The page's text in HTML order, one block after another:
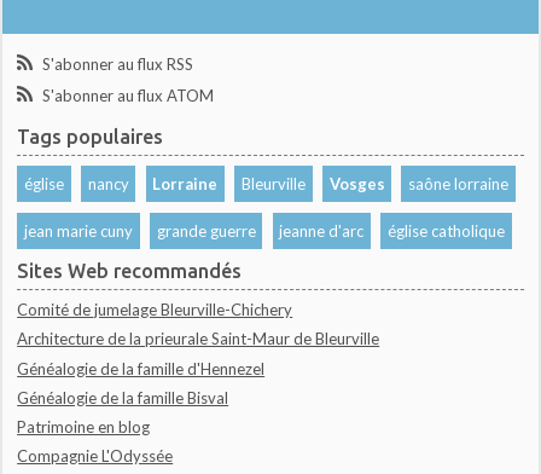
S'abonner au flux RSS
S'abonner au flux ATOM
Tags populaires
église nancy Lorraine Bleurville Vosges saône lorraine
jean marie cuny grande guerre jeanne d'arc église catholique
Sites Web recommandés
Comité de jumelage Bleurville-Chichery
Architecture de la prieurale Saint-Maur de Bleurville
Généalogie de la famille d'Hennezel
Généalogie de la famille Bisval
Patrimoine en blog
Compagnie L'Odyssée